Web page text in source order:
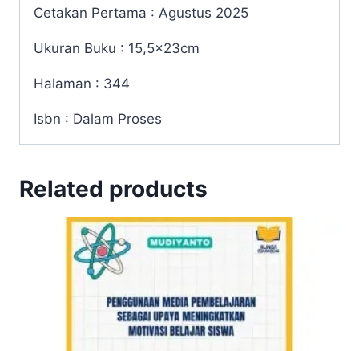
Cetakan Pertama : Agustus 2025
Ukuran Buku : 15,5x23cm
Halaman : 344
Isbn : Dalam Proses
Related products